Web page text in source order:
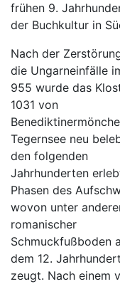
frühen 9.
der Buchkultur in
Nach der
die Ungarneinfälle
955 wurde das
1031 von
Tegernsee neu
den folgenden
Jahrhunderten
Phasen des
wovon unter
romanischer
Schmuckfußboden
dem 12. Jahrhundert
zeugt. Nach einem